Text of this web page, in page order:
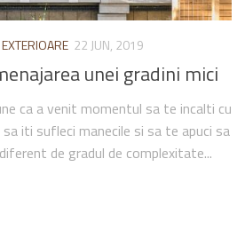
22 JUN, 2019
unei gradini mici
ca a venit momentul sa te incalti cu
iti sufleci manecile si sa te apuci sa
de gradul de complexitate...